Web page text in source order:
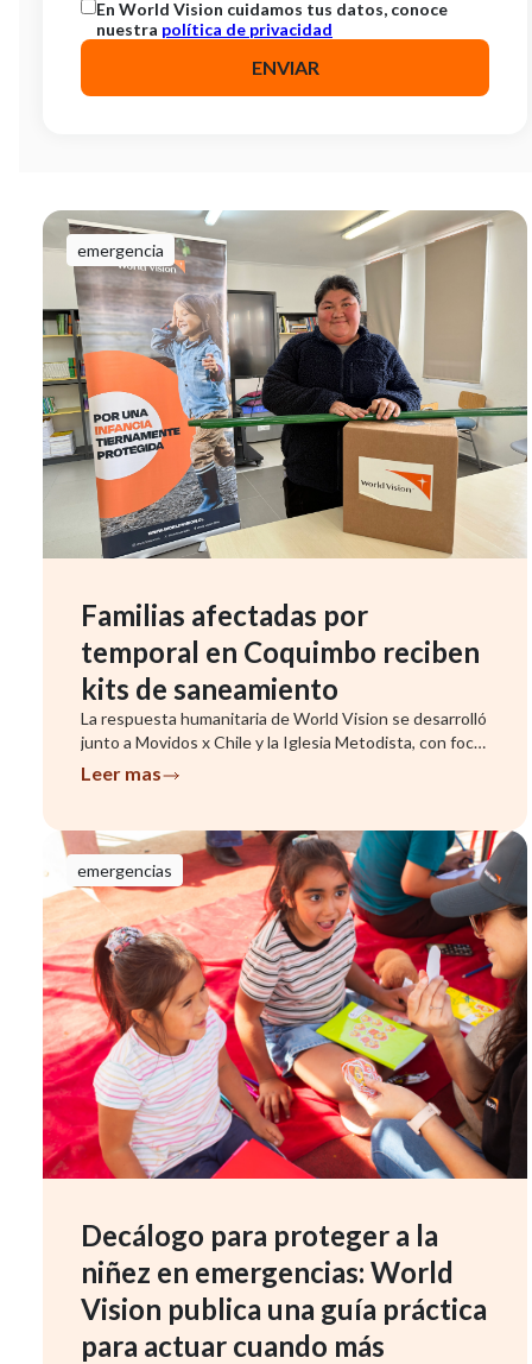
En World Vision cuidamos tus datos, conoce
nuestra política de privacidad
emergencia
Familias afectadas por
temporal en Coquimbo reciben
kits de saneamiento
La respuesta humanitaria de World Vision se desarrolló
junto a Movidos x Chile y la Iglesia Metodista, con foco
en famil...
Leer mas
emergencias
Decálogo para proteger a la
niñez en emergencias: World
Vision publica una guía práctica
para actuar cuando más